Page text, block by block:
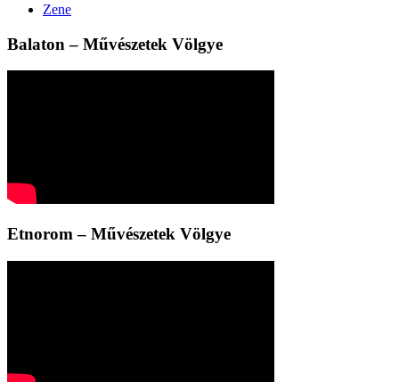
Zene
Balaton – Művészetek Völgye
Etnorom – Művészetek Völgye